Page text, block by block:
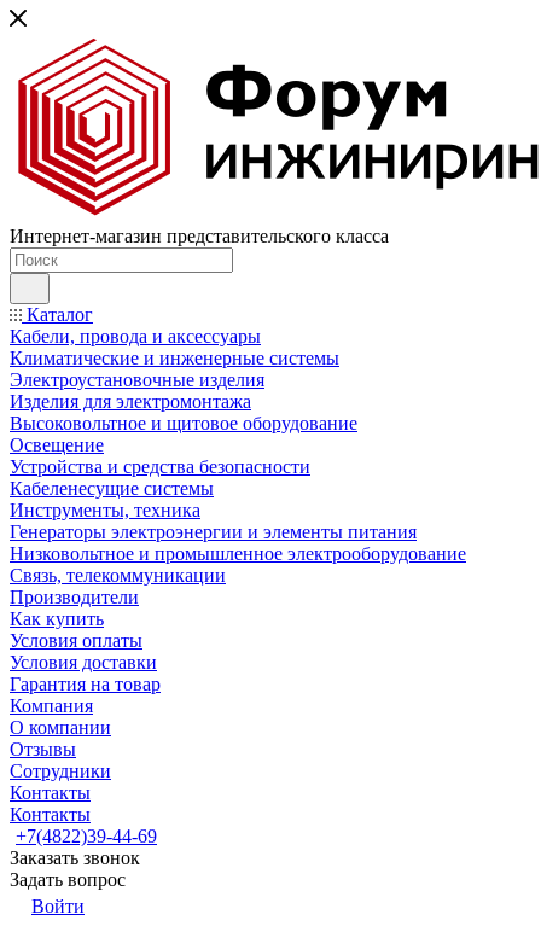
Интернет-магазин представительского класса
Каталог
Кабели, провода и аксессуары
Климатические и инженерные системы
Электроустановочные изделия
Изделия для электромонтажа
Высоковольтное и щитовое оборудование
Освещение
Устройства и средства безопасности
Кабеленесущие системы
Инструменты, техника
Генераторы электроэнергии и элементы питания
Низковольтное и промышленное электрооборудование
Связь, телекоммуникации
Производители
Как купить
Условия оплаты
Условия доставки
Гарантия на товар
Компания
О компании
Отзывы
Сотрудники
Контакты
Контакты
+7(4822)39-44-69
Заказать звонок
Задать вопрос
Войти